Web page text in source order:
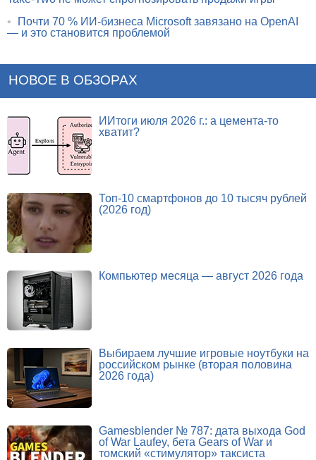
•
Почти 70 % ИИ-бизнеса Microsoft завязано на OpenAI
— и это становится проблемой
НОВОЕ В ОБЗОРАХ
ИИтоги июля 2026 г.: а цемента-то
хватит?
Топ-10 смартфонов до 10 тысяч рублей
(2026 год)
Компьютер месяца — август 2026 года
Выбираем лучшие игровые ноутбуки на
российском рынке (вторая половина
2026 года)
Gamesblender № 787: дата выхода God
of War Laufey, бета Gears of War и
томский «стимулятор» таксиста